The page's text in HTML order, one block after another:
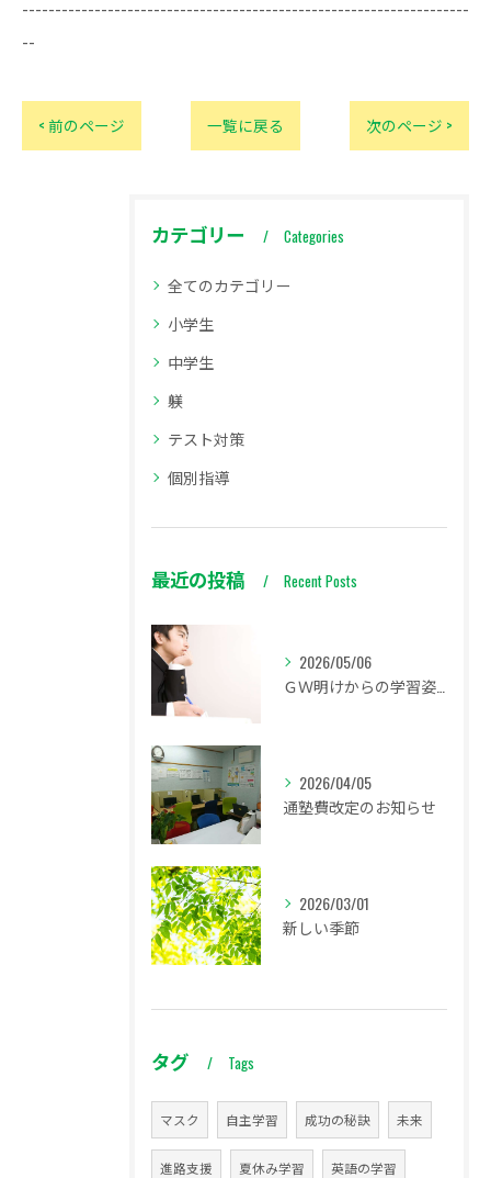
--------------------------------------------------------------------
--
< 前のページ 一覧に戻る 次のページ >
カテゴリー Categories
全てのカテゴリー
小学生
中学生
躾
テスト対策
個別指導
最近の投稿 Recent Posts
2026/05/06
2026/04/05
通塾費改定のお知らせ
2026/03/01
新しい季節
タグ Tags
マスク 自主学習 成功の秘訣 未来
進路支援 夏休み学習 英語の学習